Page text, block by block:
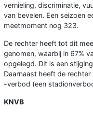
vernieling, discriminatie,
van bevelen. Een seizoen
meetmoment nog 323.
De rechter heeft tot dit
genomen, waarbij in 67%
opgelegd. Dit is een
Daarnaast heeft de
-verbod (een
KNVB